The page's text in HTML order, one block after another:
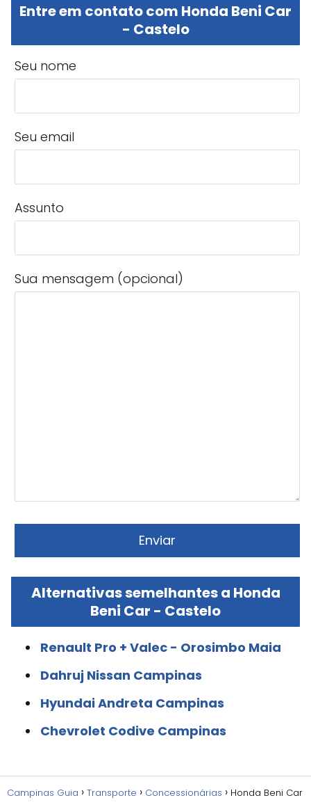
Entre em contato com Honda Beni Car
- Castelo
Seu nome
Seu email
Assunto
Sua mensagem (opcional)
Alternativas semelhantes a Honda
Beni Car - Castelo
Renault Pro + Valec - Orosimbo Maia
Dahruj Nissan Campinas
Hyundai Andreta Campinas
Chevrolet Codive Campinas
Campinas Guia Transporte Concessionárias
Honda Beni Car